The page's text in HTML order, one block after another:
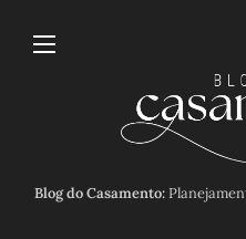
Blog do Casamento: